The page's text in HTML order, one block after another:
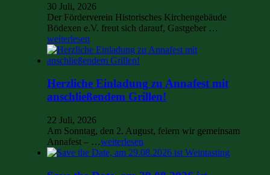
30 Juli, 2026
Der Förderverein Historisches Kirchengebäude
Bödexen e.V. freut sich darauf, Gastgeber …
weiterlesen
Herzliche Einladung zu Annafest mit
anschließendem Grillen!
22 Juli, 2026
Am Sonntag, den 2. August, feiern wir gemeinsam
Annafest – …weiterlesen